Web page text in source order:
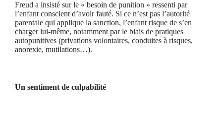
Freud a insisté sur le « besoin de punition » ressenti par
l’enfant conscient d’avoir fauté. Si ce n’est pas l’autorité
parentale qui applique la sanction, l’enfant risque de s’en
charger lui-même, notamment par le biais de pratiques
autopunitives (privations volontaires, conduites à risques,
anorexie, mutilations…).
Un sentiment de culpabilité